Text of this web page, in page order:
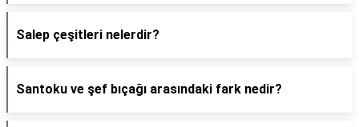
Salep çeşitleri nelerdir?
Santoku ve şef bıçağı arasındaki fark nedir?